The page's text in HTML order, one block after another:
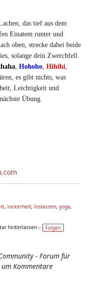
das tief aus dem
Einatem runter und
oben, strecke dabei beide
solange dein Zwerchfell
Hohoho Hihihi
es gibt nichts, was
Leichtigkeit und
Übung.
, lockerheit, loslassen, yoga,
hinterlassen –
Folgen
- Forum für
Kommentare